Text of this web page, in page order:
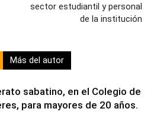
sector estudiantil y personal
de la institución
Más del autor
sabatino, en el Colegio de
para mayores de 20 años.